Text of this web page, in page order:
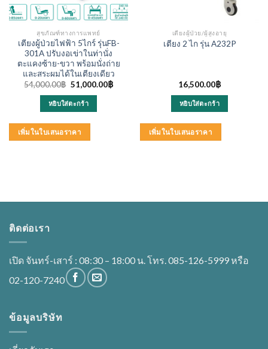
สุขภัณฑ์ทางการแพทย์
เตียงผู้ป่วยไฟฟ้า 5ไกร์ รุ่นFB-
301A ปรับงอเข่าในท่านั่ง
ตะแคงซ้าย-ขวา พร้อมนั่งถ่าย
และสระผมได้ในเตียงเดียว
54,000.00฿ Original
price
was:
54,000.00฿.
51,000.00฿Current
หยิบใส่ตะกร้า
เพิ่มในใบเสนอราคา
เตียงผู้ป่วย/ผู้สูงอายุ
เตียง 2 ไก รุ่น A232P
16,500.00฿
หยิบใส่ตะกร้า
เพิ่มในใบเสนอราคา
ติดต่อเรา
เปิด จันทร์-เสาร์ : 08:30 – 18:00 น. โทร. 085-126-5999 หรือ
02-120-7240
ข้อมูลบริษัท